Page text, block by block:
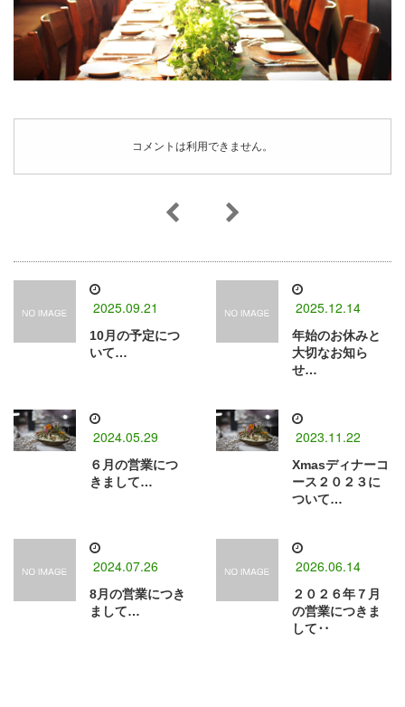
コメントは利用できません。
2025.09.21
10月の予定につ
いて…
2025.12.14
年始のお休みと
大切なお知ら
せ…
2024.05.29
６月の営業につ
きまして…
2023.11.22
Xmasディナーコ
ース２０２３に
ついて…
2024.07.26
8月の営業につき
まして…
2026.06.14
２０２６年７月
の営業につきま
して‥